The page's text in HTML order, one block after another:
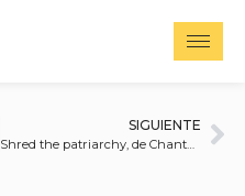
SIGUIENTE
Shred the patriarchy, de Chantal Pinzi